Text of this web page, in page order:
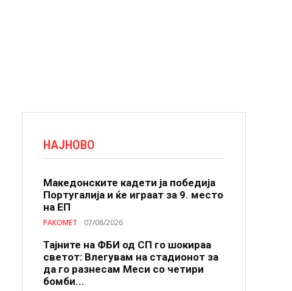
НАЈНОВО
Македонските кадети ја победија
Португалија и ќе играат за 9. место
на ЕП
РАКОМЕТ 07/08/2026
Тајните на ФБИ од СП го шокираа
светот: Влегувам на стадионот за
да го разнесам Меси со четири
бомби...